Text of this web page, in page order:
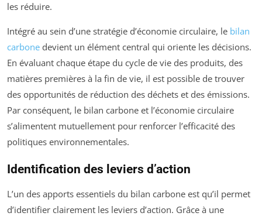
les réduire.
Intégré au sein d’une stratégie d’économie circulaire, le bilan
carbone devient un élément central qui oriente les décisions.
En évaluant chaque étape du cycle de vie des produits, des
matières premières à la fin de vie, il est possible de trouver
des opportunités de réduction des déchets et des émissions.
Par conséquent, le bilan carbone et l’économie circulaire
s’alimentent mutuellement pour renforcer l’efficacité des
politiques environnementales.
Identification des leviers d’action
L’un des apports essentiels du bilan carbone est qu’il permet
d’identifier clairement les leviers d’action. Grâce à une